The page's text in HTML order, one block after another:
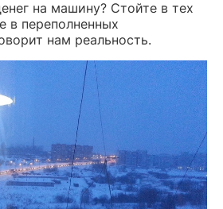
на машину? Стойте в тех
в переполненных
нам реальность.